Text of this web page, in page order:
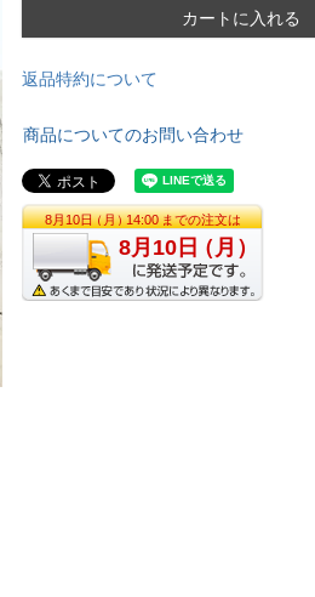
カートに入れる
返品特約について
商品についてのお問い合わせ